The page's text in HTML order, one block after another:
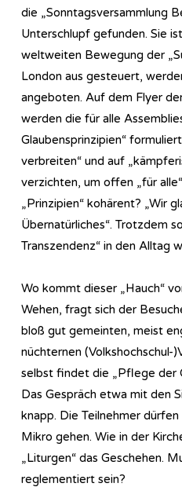
die „Sonntagsversammlung
Unterschlupf gefunden. Sie
weltweiten Bewegung der
London aus gesteuert,
angeboten. Auf dem Flyer
werden die für alle
Glaubensprinzipien“
verbreiten“ und auf
verzichten, um offen „für
„Prinzipien“ kohärent? „Wir
Übernatürliches“. Trotzdem
Transzendenz“ in den Alltag
Wo kommt dieser „Hauch“
Wehen, fragt sich der
bloß gut gemeinten, meist
nüchternen (Volkshochschul-
selbst findet die „Pflege der
Das Gespräch etwa mit den
knapp. Die Teilnehmer
Mikro gehen. Wie in der
„Liturgen“ das Geschehen.
reglementiert sein?